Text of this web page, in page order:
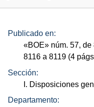
Publicado en:
«BOE» núm. 57, de
8116 a 8119 (4
Sección:
I. Disposiciones
Departamento: